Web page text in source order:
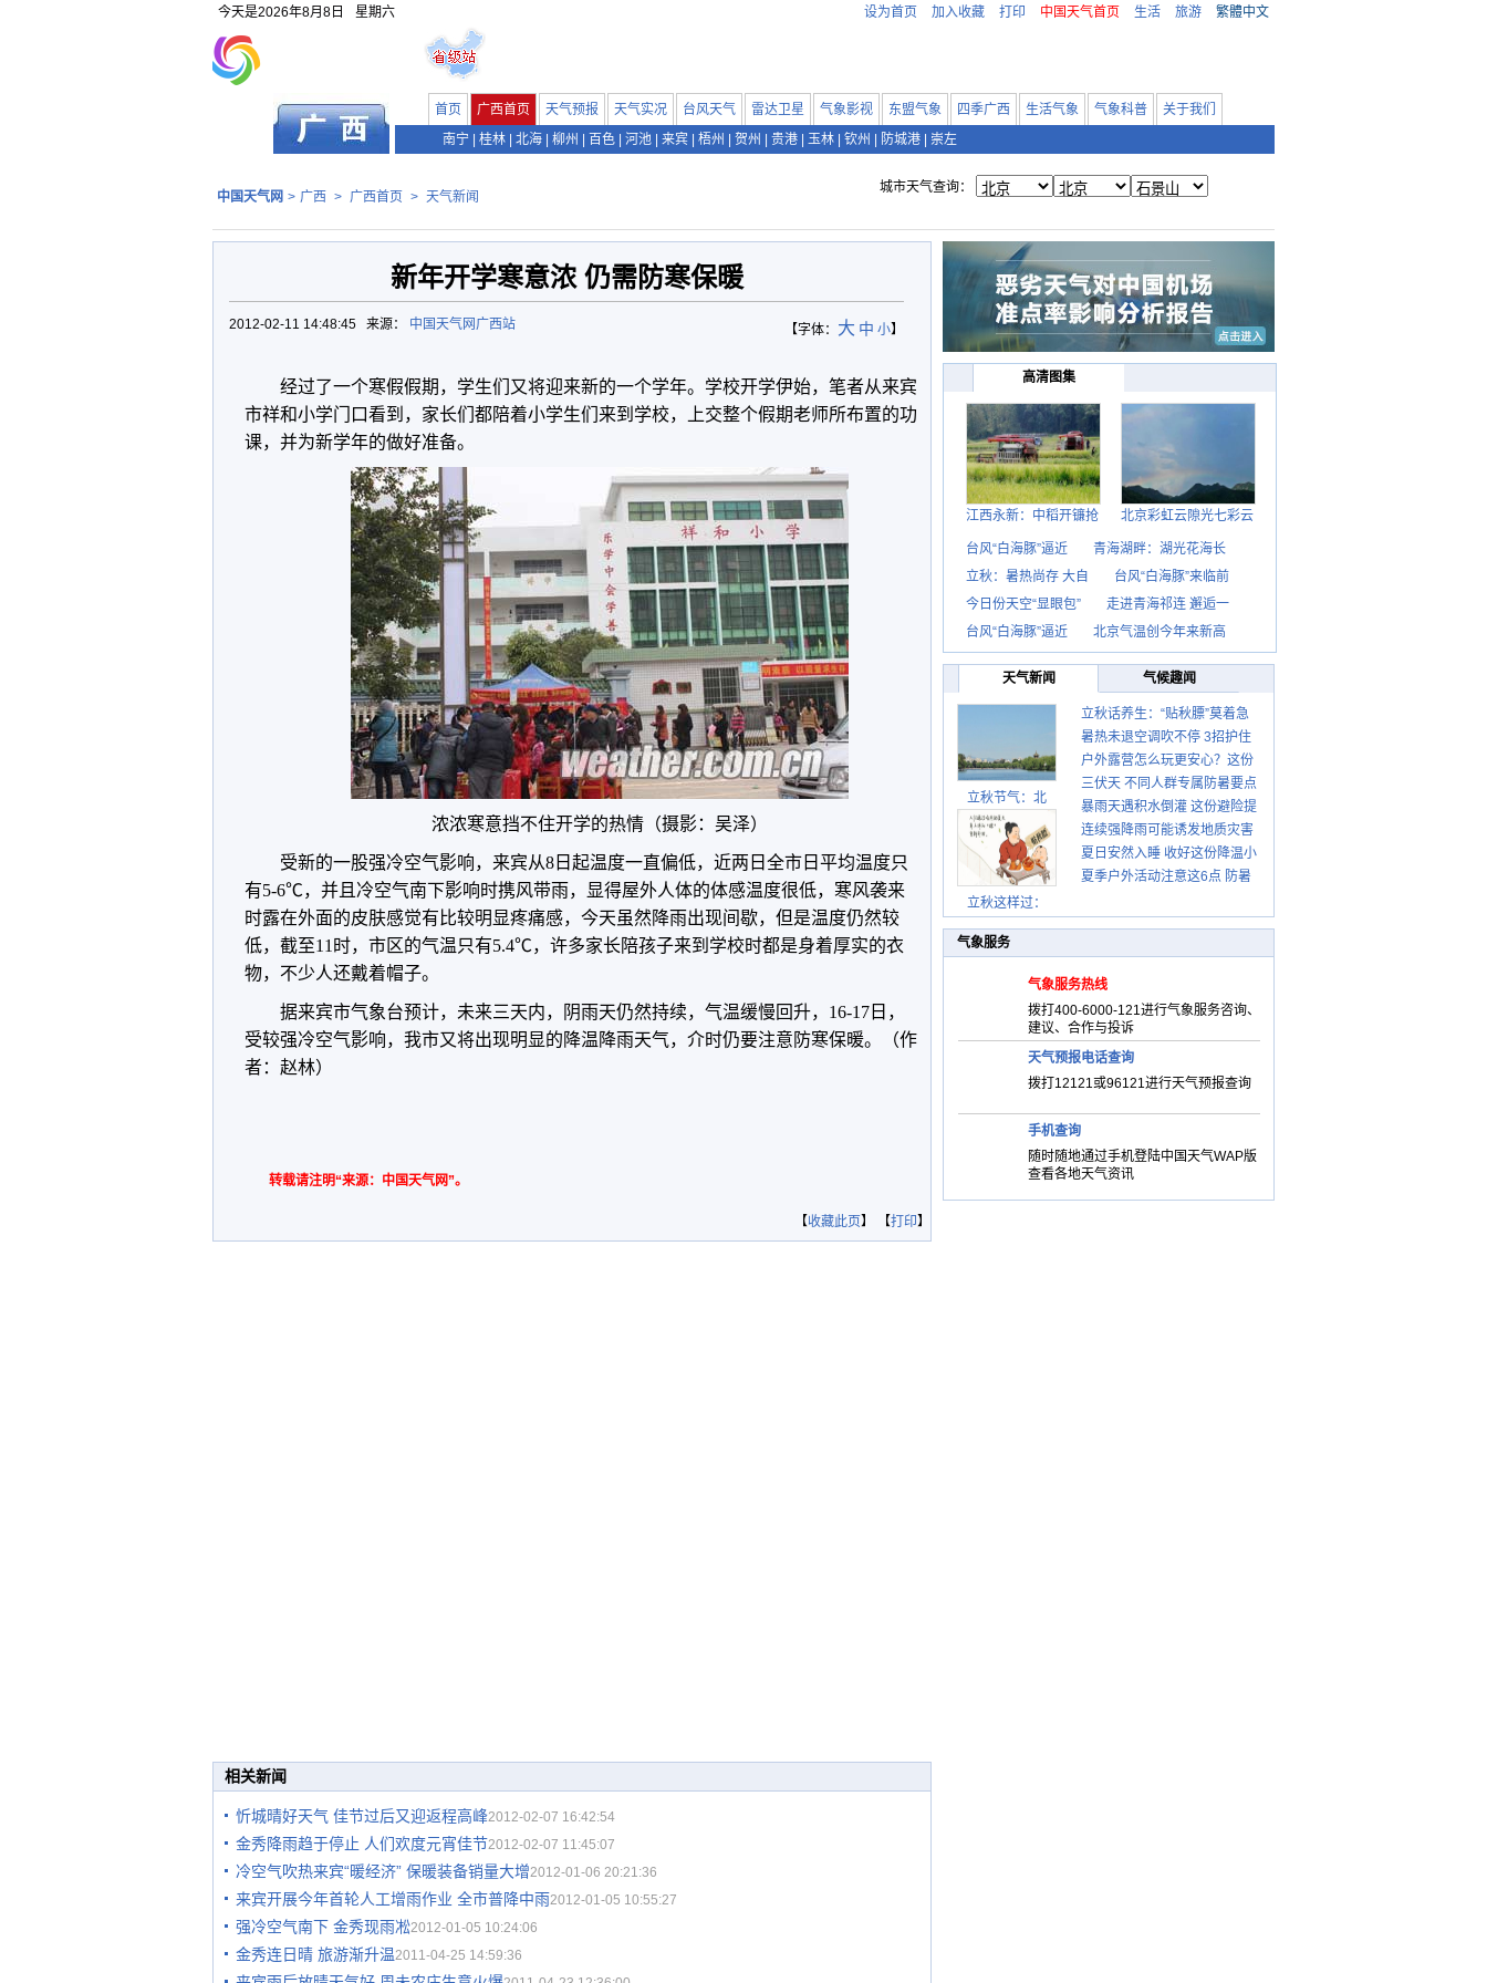
今天是2026年8月8日 星期六 设为首页 加入收藏 打印 中国天气首页 生活 旅游 繁體中文
首页 广西首页 天气预报 天气实况 台风天气 雷达卫星 气象影视 东盟气象 四季广西 生活气象 气象科普
关于我们
南宁
桂林 北海 柳州 百色 河池 来宾 梧州 贺州 贵港 玉林 钦州 防城港 崇左
中国天气网 > 广西 > 广西首页 > 天气新闻
城市天气查询：
新年开学寒意浓 仍需防寒保暖
【字体： 大 中 小】
2012-02-11 14:48:45 来源： 中国天气网广西站
经过了一个寒假假期，学生们又将迎来新的一个学年。学校开学伊始，笔者从来宾
市祥和小学门口看到，家长们都陪着小学生们来到学校，上交整个假期老师所布置的功
课，并为新学年的做好准备。
浓浓寒意挡不住开学的热情（摄影：吴泽）
受新的一股强冷空气影响，来宾从8日起温度一直偏低，近两日全市日平均温度只
有5-6℃，并且冷空气南下影响时携风带雨，显得屋外人体的体感温度很低，寒风袭来
时露在外面的皮肤感觉有比较明显疼痛感，今天虽然降雨出现间歇，但是温度仍然较
低，截至11时，市区的气温只有5.4℃，许多家长陪孩子来到学校时都是身着厚实的衣
物，不少人还戴着帽子。
据来宾市气象台预计，未来三天内，阴雨天仍然持续，气温缓慢回升，16-17日，
受较强冷空气影响，我市又将出现明显的降温降雨天气，介时仍要注意防寒保暖。（作
者：赵林）
转载请注明“来源：中国天气网”。
【收藏此页】 【打印】
相关新闻
忻城晴好天气 佳节过后又迎返程高峰2012-02-07 16:42:54
金秀降雨趋于停止 人们欢度元宵佳节2012-02-07 11:45:07
冷空气吹热来宾“暖经济” 保暖装备销量大增2012-01-06 20:21:36
来宾开展今年首轮人工增雨作业 全市普降中雨2012-01-05 10:55:27
强冷空气南下 金秀现雨凇2012-01-05 10:24:06
金秀连日晴 旅游渐升温2011-04-25 14:59:36
高清图集
江西永新：中稻开镰抢 北京彩虹云隙光七彩云
台风“白海豚”逼近
青海湖畔：湖光花海长
立秋：暑热尚存 大自
台风“白海豚”来临前
今日份天空“显眼包”
走进青海祁连 邂逅一
台风“白海豚”逼近
北京气温创今年来新高
天气新闻 气候趣闻
立秋节气：北
立秋这样过：
立秋话养生：“贴秋膘”莫着急
先清暑再防燥
暑热未退空调吹不停 3招护住
肩颈不酸痛
户外露营怎么玩更安心？这份
攻略请收好
三伏天 不同人群专属防暑要点
请收好
暴雨天遇积水倒灌 这份避险提
示请收好
连续强降雨可能诱发地质灾害
这些前兆要知道
夏日安然入睡 收好这份降温小
贴士
夏季户外活动注意这6点 防暑
气象服务
气象服务热线
拨打400-6000-121进行气象服务咨询、
建议、合作与投诉
天气预报电话查询
拨打12121或96121进行天气预报查询
手机查询
随时随地通过手机登陆中国天气WAP版
查看各地天气资讯